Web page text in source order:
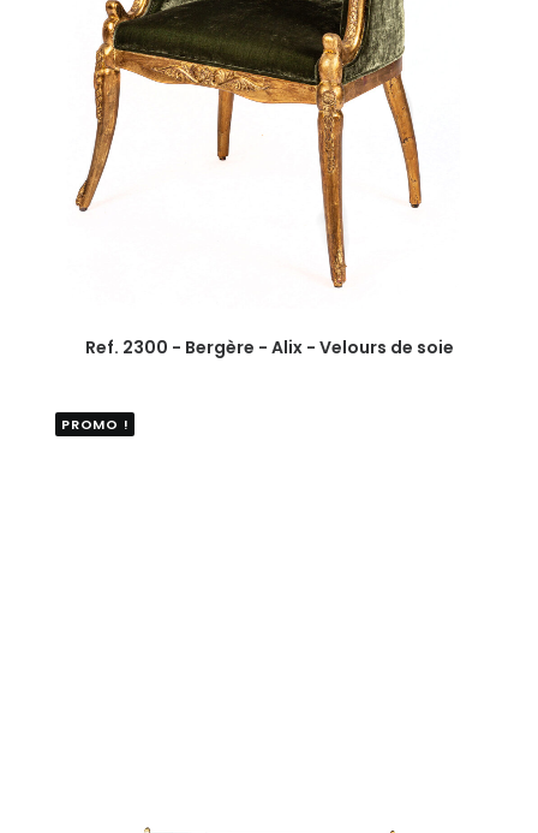
Ref. 2300 - Bergère - Alix - Velours de soie
PROMO !